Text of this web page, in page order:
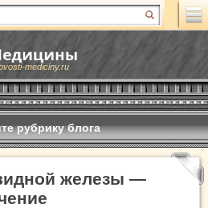
mediciny.ru
рубрику блога
железы —